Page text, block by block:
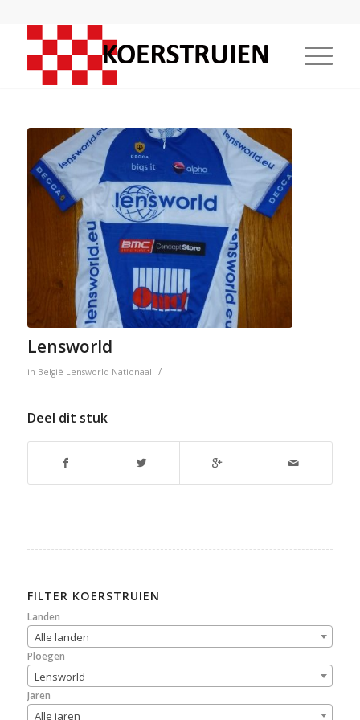
Lensworld
in België Lensworld Nationaal /
Deel dit stuk
FILTER KOERSTRUIEN
Landen
Alle landen
Ploegen
Lensworld
Jaren
Alle jaren